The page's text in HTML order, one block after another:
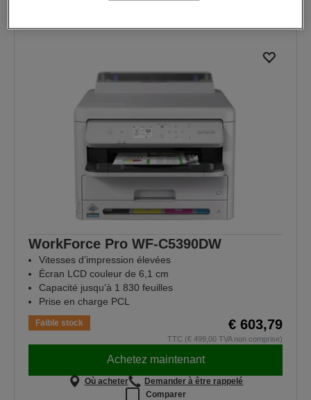
WorkForce Pro WF-C5390DW
Vitesses d’impression élevées
Écran LCD couleur de 6,1 cm
Capacité jusqu’à 1 830 feuilles
Prise en charge PCL
Faible stock € 603,79
TTC (€ 499,00 TVA non comprise)
Achetez maintenant
Où acheter
Demander à être rappelé
Comparer